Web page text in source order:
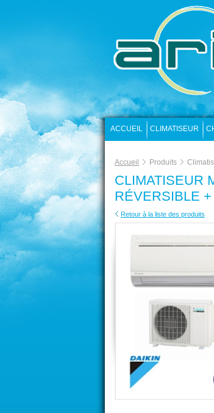
ACCUEIL CLIMATISEUR
Accueil Produits
CLIMATISEUR
RÉVERSIBLE
Retour à la liste des produits